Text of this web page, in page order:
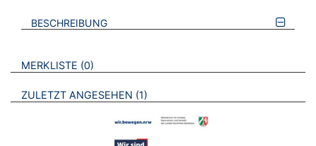
BESCHREIBUNG
VERWEISE AUF VERMERKTE- ODER ZULETZT ANGESEHENE
MERKLISTE 0 BROSCHÜREN
ZULETZT ANGESEHEN 1 BROSCHÜREN